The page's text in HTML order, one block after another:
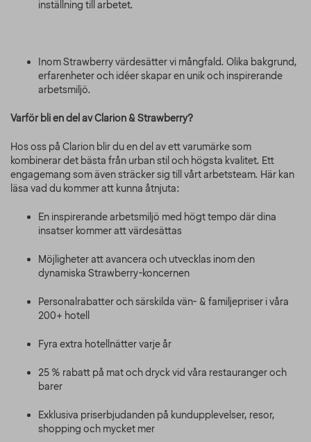
inställning till arbetet.
Inom Strawberry värdesätter vi mångfald. Olika bakgrund,
erfarenheter och idéer skapar en unik och inspirerande
arbetsmiljö.
Varför bli en del av Clarion & Strawberry?
Hos oss på Clarion blir du en del av ett varumärke som
kombinerar det bästa från urban stil och högsta kvalitet. Ett
engagemang som även sträcker sig till vårt arbetsteam. Här kan
läsa vad du kommer att kunna åtnjuta:
En inspirerande arbetsmiljö med högt tempo där dina
insatser kommer att värdesättas
Möjligheter att avancera och utvecklas inom den
dynamiska Strawberry-koncernen
Personalrabatter och särskilda vän- & familjepriser i våra
200+ hotell
Fyra extra hotellnätter varje år
25 % rabatt på mat och dryck vid våra restauranger och
barer
Exklusiva priserbjudanden på kundupplevelser, resor,
shopping och mycket mer